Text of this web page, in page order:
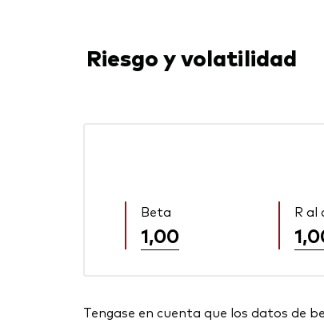
Riesgo y volatilidad
Beta
1,00
R al
Tengase en cuenta que los datos de